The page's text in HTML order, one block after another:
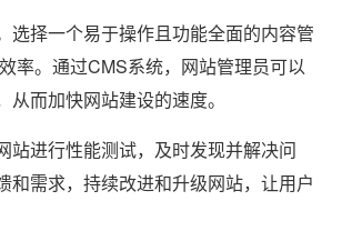
择一个易于操作且功能全面的内容管
率。通过CMS系统，网站管理员可以
而加快网站建设的速度。
进行性能测试，及时发现并解决问
需求，持续改进和升级网站，让用户